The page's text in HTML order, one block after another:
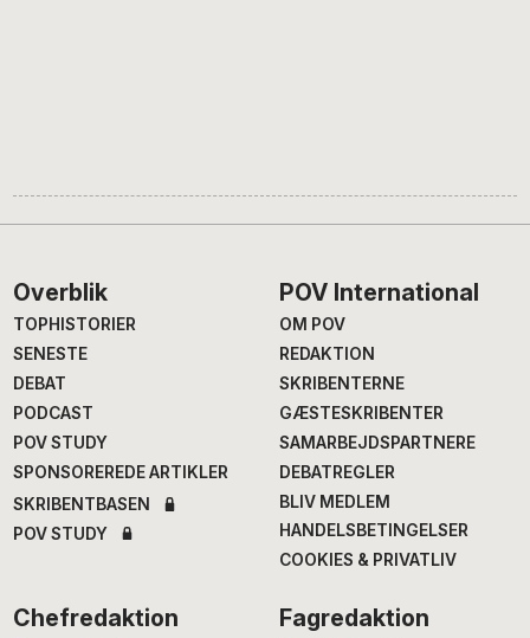
Footer
Overblik
TOPHISTORIER
SENESTE
DEBAT
PODCAST
POV STUDY
SPONSOREREDE ARTIKLER
SKRIBENTBASEN
POV STUDY
POV International
OM POV
REDAKTION
SKRIBENTERNE
GÆSTESKRIBENTER
SAMARBEJDSPARTNERE
DEBATREGLER
BLIV MEDLEM
HANDELSBETINGELSER
COOKIES & PRIVATLIV
Chefredaktion Fagredaktion